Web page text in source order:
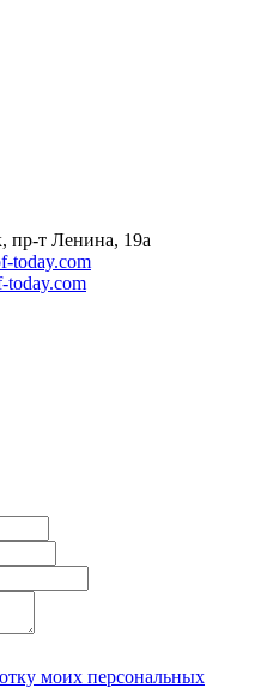
пр-т Ленина, 19а
today.com
today.com
моих персональных